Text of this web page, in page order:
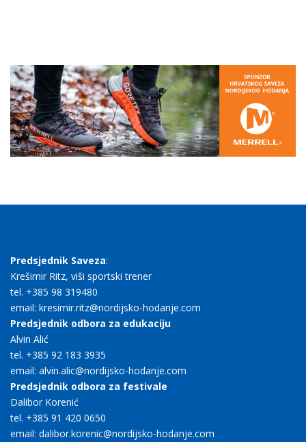
Predsjednik Saveza:
Krešimir Ritz, viši sportski trener
tel. +385 98 319480
email: kresimir.ritz@nordijsko-hodanje.com
Predsjednik odbora za edukaciju
Alvin Alić
tel. +385 92 183 3935
email: alvin.alic@nordijsko-hodanje.com
Predsjednik odbora za festivale
Dalibor Korenić
tel. +385 91 420 0650
email: dalibor.korenic@nordijsko-hodanje.com